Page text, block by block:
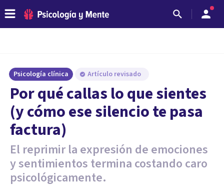
Psicología clínica Artículo revisado
Por qué callas lo que sientes
(y cómo ese silencio te pasa
factura)
El reprimir la expresión de emociones
y sentimientos termina costando caro
psicológicamente.